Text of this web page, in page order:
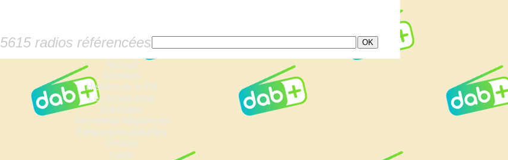
5615 radios référencées
Accueil
Dossiers
Histoire de la FM
Les fiches radio
Sondages
Anciennes fréquences
Fréquences actuelles
Lexique
Liens